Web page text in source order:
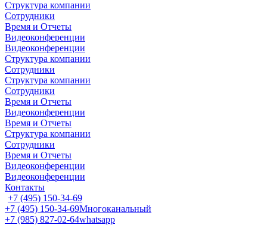
Структура компании
Сотрудники
Время и Отчеты
Видеоконференции
Видеоконференции
Структура компании
Сотрудники
Структура компании
Сотрудники
Время и Отчеты
Видеоконференции
Время и Отчеты
Структура компании
Сотрудники
Время и Отчеты
Видеоконференции
Видеоконференции
Контакты
+7 (495) 150-34-69
+7 (495) 150-34-69Многоканальный
+7 (985) 827-02-64whatsapp